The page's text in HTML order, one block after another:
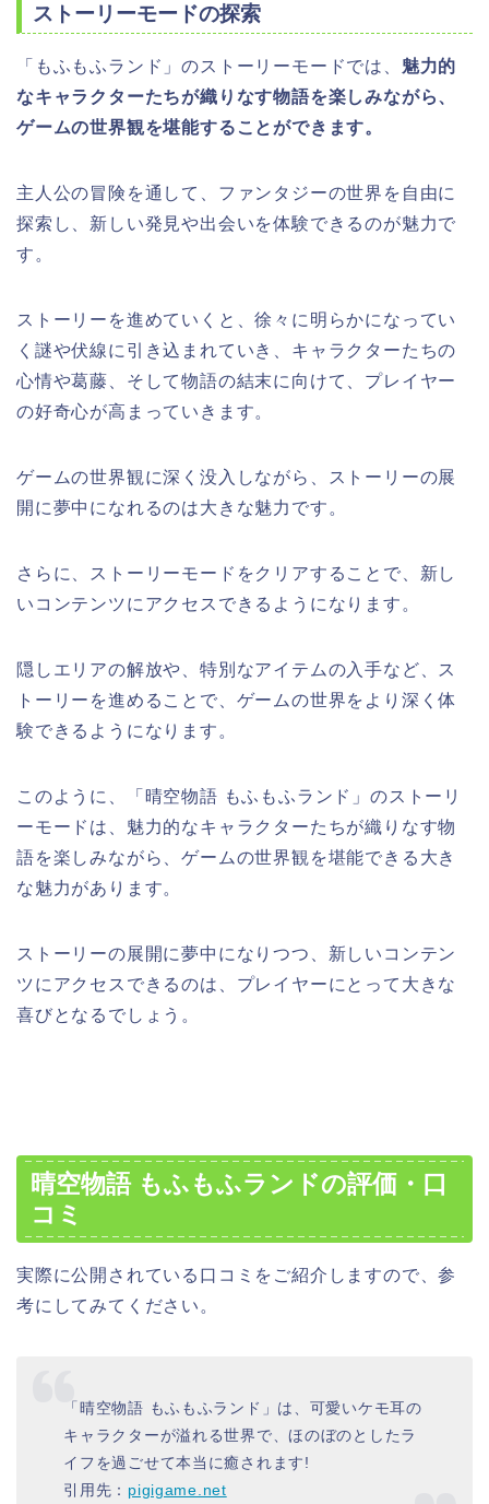
ストーリーモードの探索
「もふもふランド」のストーリーモードでは、 魅力的
なキャラクターたちが織りなす物語を楽しみながら、
ゲームの世界観を堪能することができます。
主人公の冒険を通して、ファンタジーの世界を自由に
探索し、新しい発見や出会いを体験できるのが魅力で
す。
ストーリーを進めていくと、徐々に明らかになってい
く謎や伏線に引き込まれていき、キャラクターたちの
心情や葛藤、そして物語の結末に向けて、プレイヤー
の好奇心が高まっていきます。
ゲームの世界観に深く没入しながら、ストーリーの展
開に夢中になれるのは大きな魅力です。
さらに、ストーリーモードをクリアすることで、新し
いコンテンツにアクセスできるようになります。
隠しエリアの解放や、特別なアイテムの入手など、ス
トーリーを進めることで、ゲームの世界をより深く体
験できるようになります。
このように、「晴空物語 もふもふランド」のストーリ
ーモードは、魅力的なキャラクターたちが織りなす物
語を楽しみながら、ゲームの世界観を堪能できる大き
な魅力があります。
ストーリーの展開に夢中になりつつ、新しいコンテン
ツにアクセスできるのは、プレイヤーにとって大きな
喜びとなるでしょう。
晴空物語 もふもふランドの評価・口
コミ
実際に公開されている口コミをご紹介しますので、参
考にしてみてください。
「晴空物語 もふもふランド」は、可愛いケモ耳の
キャラクターが溢れる世界で、ほのぼのとしたラ
イフを過ごせて本当に癒されます!
引用先： pigigame.net